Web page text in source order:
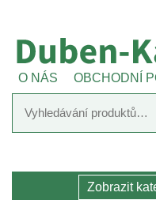
O NÁS OBCHODNÍ
Zobrazit